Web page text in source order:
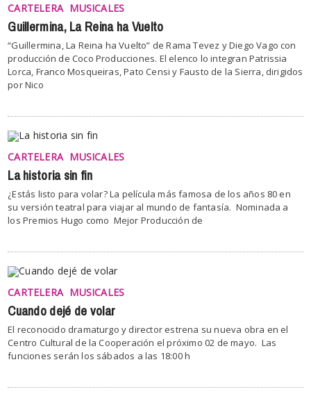
CARTELERA MUSICALES
Guillermina, La Reina ha Vuelto
“Guillermina, La Reina ha Vuelto” de Rama Tevez y Diego Vago con
producción de Coco Producciones. El elenco lo integran Patrissia
Lorca, Franco Mosqueiras, Pato Censi y Fausto de la Sierra, dirigidos
por Nico
CARTELERA MUSICALES
La historia sin fin
¿Estás listo para volar? La película más famosa de los años 80 en
su versión teatral para viajar al mundo de fantasía. Nominada a
los Premios Hugo como Mejor Producción de
CARTELERA MUSICALES
Cuando dejé de volar
El reconocido dramaturgo y director estrena su nueva obra en el
Centro Cultural de la Cooperación el próximo 02 de mayo. Las
funciones serán los sábados a las 18:00 h